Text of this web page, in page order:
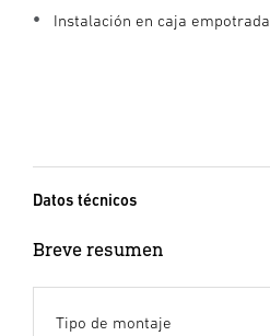
Instalación en caja empotrada
Datos técnicos
Breve resumen
Tipo de montaje